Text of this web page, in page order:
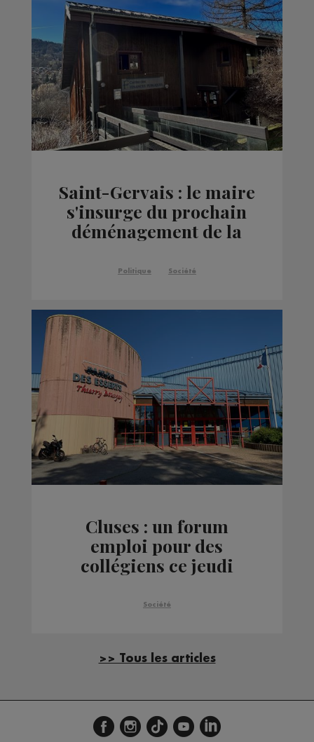
Saint-Gervais : le maire
s'insurge du prochain
déménagement de la
Politique Société
Cluses : un forum
emploi pour des
collégiens ce jeudi
Société
>> Tous les articles